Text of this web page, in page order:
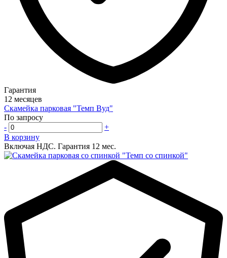
Гарантия
12 месяцев
Скамейка парковая "Темп Вуд"
По запросу
-
+
В корзину
Включая НДС. Гарантия 12 мес.